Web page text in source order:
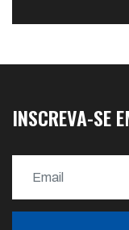
INSCREVA-SE